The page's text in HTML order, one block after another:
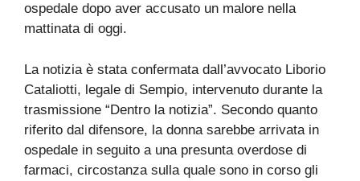
ospedale dopo aver accusato un malore nella
mattinata di oggi.
La notizia è stata confermata dall’avvocato Liborio
Cataliotti, legale di Sempio, intervenuto durante la
trasmissione “Dentro la notizia”. Secondo quanto
riferito dal difensore, la donna sarebbe arrivata in
ospedale in seguito a una presunta overdose di
farmaci, circostanza sulla quale sono in corso gli